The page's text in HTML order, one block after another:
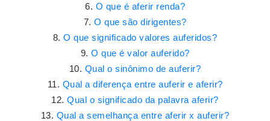
O que é aferir renda?
O que são dirigentes?
O que significado valores auferidos?
O que é valor auferido?
Qual o sinônimo de auferir?
Qual a diferença entre auferir e aferir?
Qual o significado da palavra aferir?
Qual a semelhança entre aferir x auferir?